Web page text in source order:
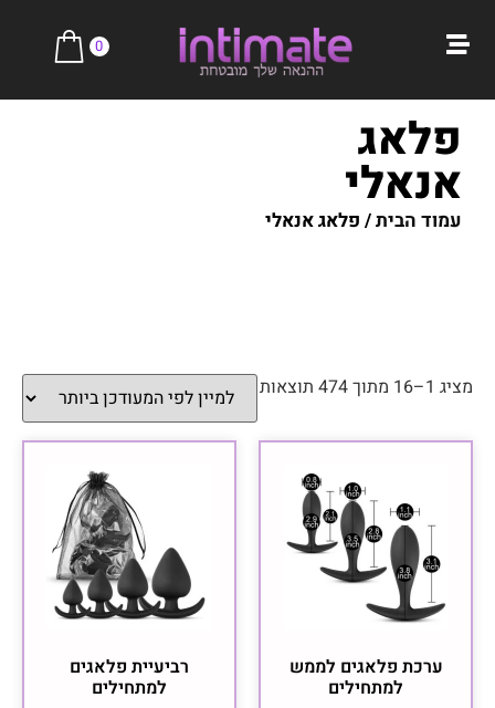
0
פלאג
אנאלי
עמוד הבית/ פלאג אנאלי
מציג 1–16 מתוך 474 תוצאות
ערכת פלאגים לממש
למתחילים
רביעיית פלאגים
למתחילים